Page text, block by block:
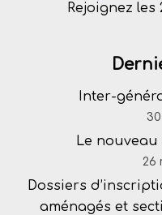
Rejoignez
Inter-
Le nouveau
26
Dossiers
aménagés et